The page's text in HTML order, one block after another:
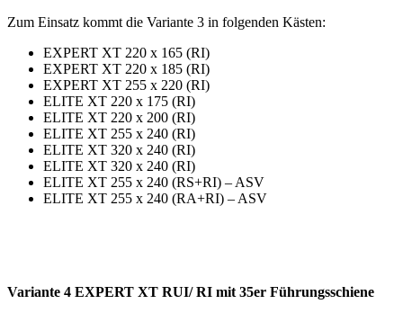
Zum Einsatz kommt die Variante 3 in folgenden Kästen:
EXPERT XT 220 x 165 (RI)
EXPERT XT 220 x 185 (RI)
EXPERT XT 255 x 220 (RI)
ELITE XT 220 x 175 (RI)
ELITE XT 220 x 200 (RI)
ELITE XT 255 x 240 (RI)
ELITE XT 320 x 240 (RI)
ELITE XT 320 x 240 (RI)
ELITE XT 255 x 240 (RS+RI) – ASV
ELITE XT 255 x 240 (RA+RI) – ASV
Variante 4 EXPERT XT RUI/ RI mit 35er Führungsschiene